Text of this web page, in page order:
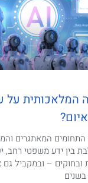
על
המאתגרים
ידע משפטי רחב,
ובחוקים – ובמקביל גם